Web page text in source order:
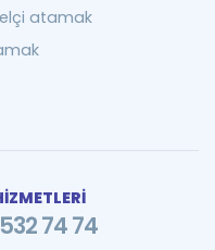
atamak
74 74